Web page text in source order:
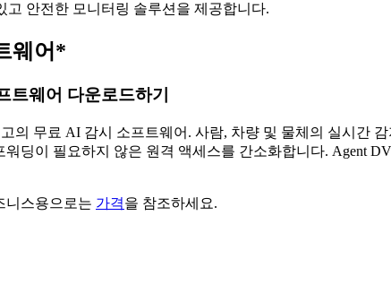
고 안전한 모니터링 솔루션을 제공합니다.
웨어*
트웨어 다운로드하기
의 무료 AI 감시 소프트웨어. 사람, 차량 및 물체의 실시간
딩이 필요하지 않은 원격 액세스를 간소화합니다. Agent
니스용으로는 가격을 참조하세요.